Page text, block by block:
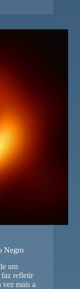
Negro
um
faz refletir
vez mais a